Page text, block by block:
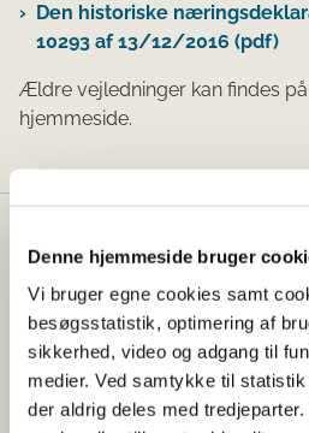
Denne hjemmeside bruger
Vi bruger egne cookies samt
besøgsstatistik, optimering af
sikkerhed, video og adgang til
medier. Ved samtykke til
der aldrig deles med
​​Den historisk​e
10293 af 13/12/2016 (pdf)
​Ældre vejledninger kan findes
hjemmeside.​​
Fødevarestyrelsen
Fødevarestyrelsen er en
Erhvervsministeriet. Styrelsen
fødevarekæden fra jord til bord
dyresundhed og sikker, sund
officielle Kostråd og